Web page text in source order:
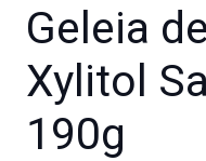
Geleia
Xylitol
190g